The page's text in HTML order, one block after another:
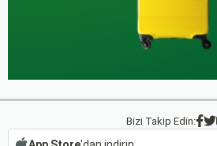
Bizi Takip Edin: